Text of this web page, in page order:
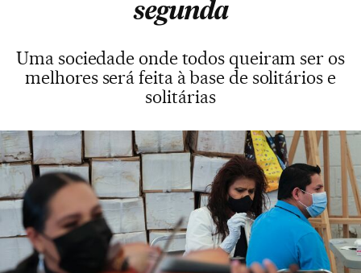
segunda
Uma sociedade onde todos queiram ser os
melhores será feita à base de solitários e
solitárias